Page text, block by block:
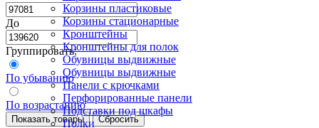
Корзины пластиковые
Корзины стационарные
Кронштейны
Кронштейны для полок
Обувницы выдвижные
Обувницы выдвижные
Панели с крючками
Перфорированные панели
Подставки под шкафы
Полки
До
Группировать:
По убыванию
По возрастанию